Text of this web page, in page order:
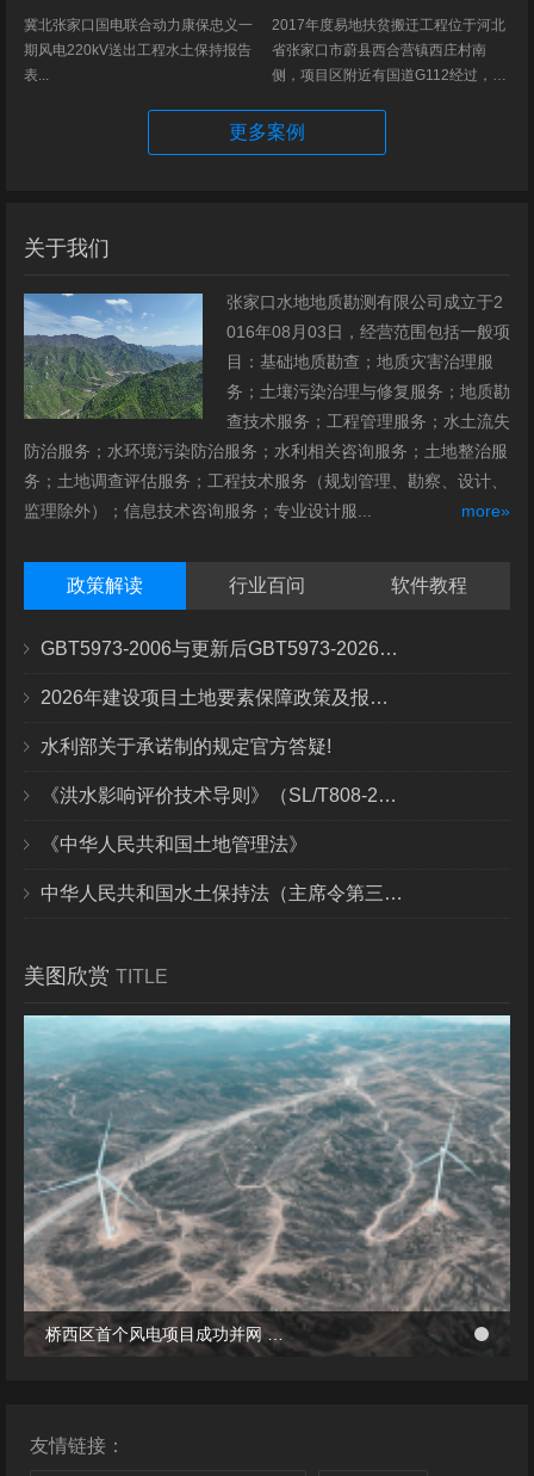
冀北张家口国电联合动力康保忠义一
期风电220kV送出工程水土保持报告
表...
2017年度易地扶贫搬迁工程位于河北
省张家口市蔚县西合营镇西庄村南
侧，项目区附近有国道G112经过，交
位置优越。项目地理位置图见附图1。
项目总占地面积14.82hm2,...
更多案例
关于我们
张家口水地地质勘测有限公司成立于2
016年08月03日，经营范围包括一般项
目：基础地质勘查；地质灾害治理服
务；土壤污染治理与修复服务；地质勘
查技术服务；工程管理服务；水土流失
防治服务；水环境污染防治服务；水利相关咨询服务；土地整治服
务；土地调查评估服务；工程技术服务（规划管理、勘察、设计、
监理除外）；信息技术咨询服务；专业设计服...
more»
政策解读 行业百问 软件教程
GBT5973-2006与更新后GBT5973-2026区别你知道几点？
2026年建设项目土地要素保障政策及报批流程
水利部关于承诺制的规定官方答疑!
《洪水影响评价技术导则》（SL/T808-2025）核心解读
《中华人民共和国土地管理法》
中华人民共和国水土保持法（主席令第三十九号）
美图欣赏 TITLE
桥西区首个风电项目成功并网 助力绿电转型与乡村共富
冬季张北风景 桥西区首个风电项目成功并网 助力绿电转型与乡村共富
友情链接：